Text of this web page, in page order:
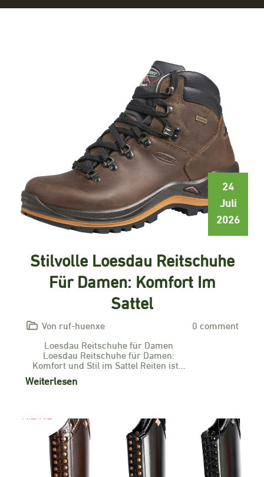
24
Juli
2026
Stilvolle Loesdau Reitschuhe
Für Damen: Komfort Im
Sattel
Von ruf-huenxe
0 comment
Loesdau Reitschuhe für Damen
Loesdau Reitschuhe für Damen:
Komfort und Stil im Sattel Reiten ist…
Weiterlesen